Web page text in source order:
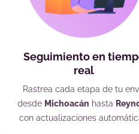
Seguimiento en
real
Rastrea cada etapa de tu
desde Michoacán hasta
con actualizaciones